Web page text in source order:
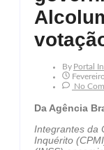
By Portal
No
Da Agência
Integrantes da
Inquérito